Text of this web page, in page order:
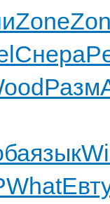
Zone
нера
Разм
язык
What